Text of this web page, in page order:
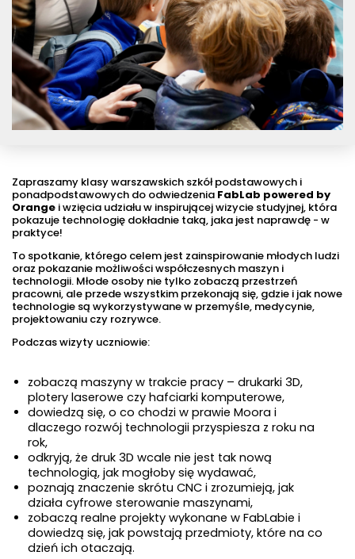
Zapraszamy klasy warszawskich szkół podstawowych i
ponadpodstawowych do odwiedzenia FabLab powered by
Orange i wzięcia udziału w inspirującej wizycie studyjnej, która
pokazuje technologię dokładnie taką, jaka jest naprawdę - w
praktyce!
To spotkanie, którego celem jest zainspirowanie młodych ludzi
oraz pokazanie możliwości współczesnych maszyn i
technologii. Młode osoby nie tylko zobaczą przestrzeń
pracowni, ale przede wszystkim przekonają się, gdzie i jak nowe
technologie są wykorzystywane w przemyśle, medycynie,
projektowaniu czy rozrywce.
Podczas wizyty uczniowie:
zobaczą maszyny w trakcie pracy – drukarki 3D,
plotery laserowe czy hafciarki komputerowe,
dowiedzą się, o co chodzi w prawie Moora i
dlaczego rozwój technologii przyspiesza z roku na
rok,
odkryją, że druk 3D wcale nie jest tak nową
technologią, jak mogłoby się wydawać,
poznają znaczenie skrótu CNC i zrozumieją, jak
działa cyfrowe sterowanie maszynami,
zobaczą realne projekty wykonane w FabLabie i
dowiedzą się, jak powstają przedmioty, które na co
dzień ich otaczają.